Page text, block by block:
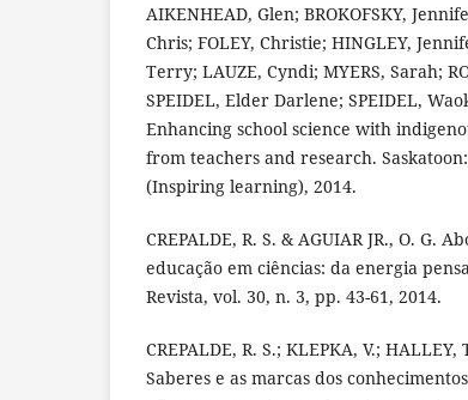
AIKENHEAD, Glen; BROKOFSKY,
Chris; FOLEY, Christie; HINGLEY,
Terry; LAUZE, Cyndi; MYERS, Sarah;
SPEIDEL, Elder Darlene; SPEIDEL,
Enhancing school science with
from teachers and research.
(Inspiring learning), 2014.
CREPALDE, R. S. & AGUIAR JR., O. G.
educação em ciências: da energia
Revista, vol. 30, n. 3, pp. 43-61, 2014.
CREPALDE, R. S.; KLEPKA, V.;
Saberes e as marcas dos